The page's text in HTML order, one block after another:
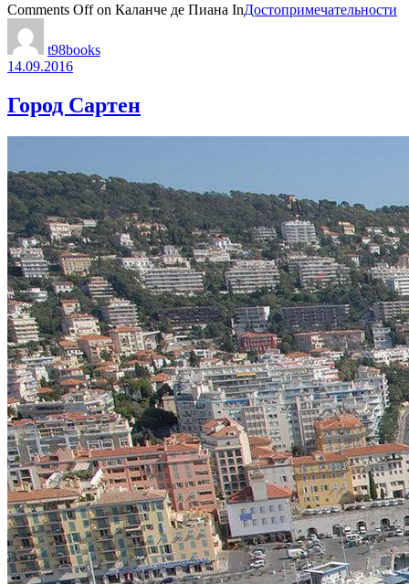
Comments Offon Каланче де Пиана InДостопримечательности
t98books
14.09.2016
Город Сартен